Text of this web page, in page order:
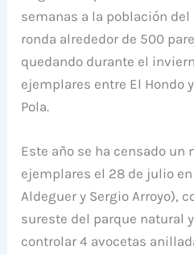
semanas a la población
ronda alrededor de 500
quedando durante el
ejemplares entre El Hondo
Pola.
Este año se ha censado un
ejemplares el 28 de julio en
Aldeguer y Sergio Arroyo),
sureste del parque natural
controlar 4 avocetas